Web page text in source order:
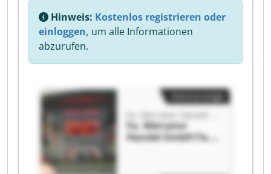
Hinweis: Kostenlos registrieren oder
einloggen, um alle Informationen
abzurufen.
Fa. Mercator
Handel GmbH Fa.